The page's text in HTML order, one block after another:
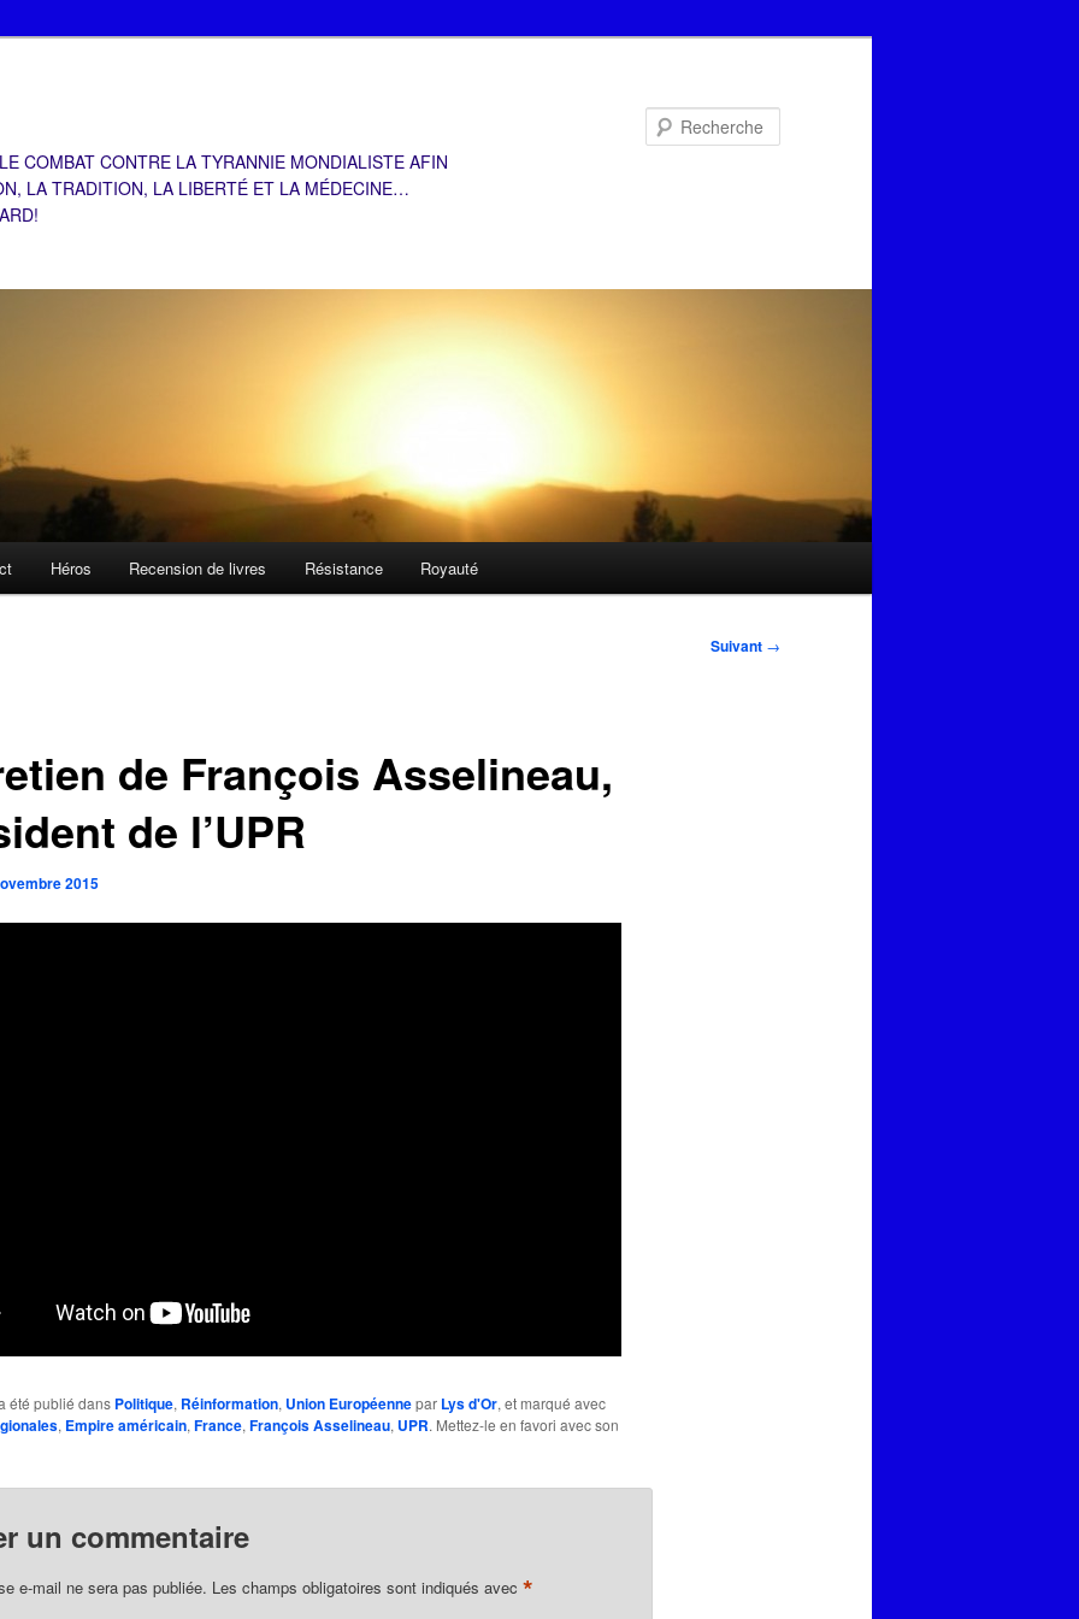
COMBAT CONTRE LA TYRANNIE MONDIALISTE AFIN
LA TRADITION, LA LIBERTÉ ET LA MÉDECINE…
Héros Recension de livres Résistance Royauté
Suivant →
de François Asselineau,
de l’UPR
2015
été publié dans Politique, Réinformation, Union Européennepar Lys d'Or, et marqué avec
, Empire américain,France,François Asselineau, UPR. Mettez-le en favori avec son
un commentaire
e-mail ne sera pas publiée. Les champs obligatoires sont indiqués avec *